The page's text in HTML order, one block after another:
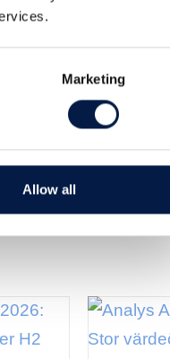
Marketing
Allow all